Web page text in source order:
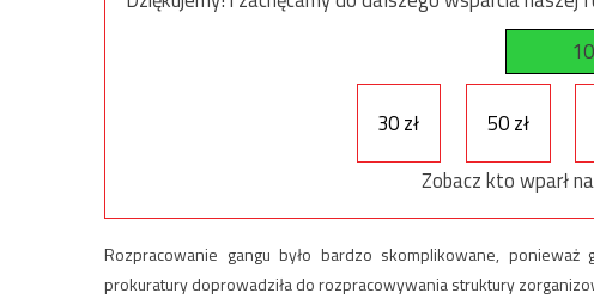
30 zł 50 zł
Zobacz kto wparł
Rozpracowanie gangu było bardzo skomplikowane,
prokuratury doprowadziła do rozpracowywania struktury